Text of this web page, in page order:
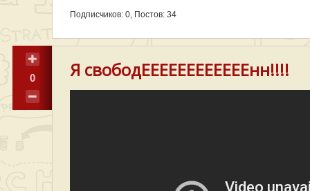
Подписчиков: 0, Постов: 34
0 Я свободЕЕЕЕЕЕЕЕЕЕЕЕнн!!!!